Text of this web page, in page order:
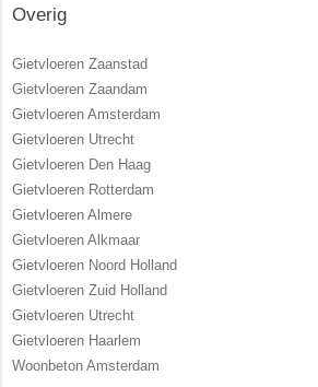
Overig
Gietvloeren Zaanstad
Gietvloeren Zaandam
Gietvloeren Amsterdam
Gietvloeren Utrecht
Gietvloeren Den Haag
Gietvloeren Rotterdam
Gietvloeren Almere
Gietvloeren Alkmaar
Gietvloeren Noord Holland
Gietvloeren Zuid Holland
Gietvloeren Utrecht
Gietvloeren Haarlem
Woonbeton Amsterdam